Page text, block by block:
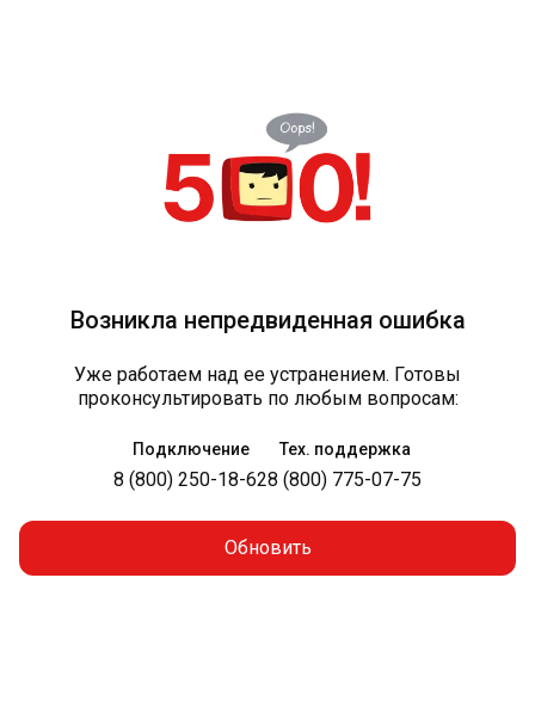
Возникла непредвиденная ошибка
Уже работаем над ее устранением. Готовы
проконсультировать по любым вопросам:
Подключение
8 (800) 250-18-62
Тех. поддержка
8 (800) 775-07-75
Обновить